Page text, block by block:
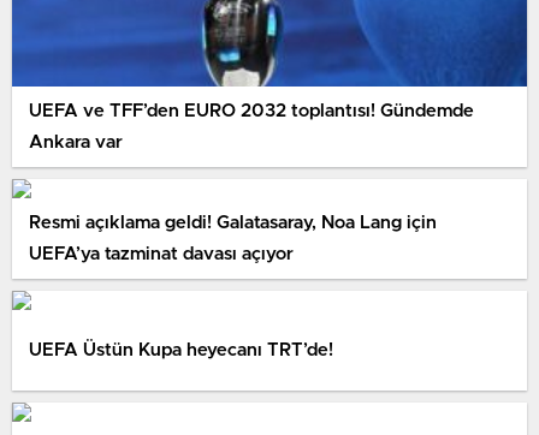
UEFA ve TFF’den EURO 2032 toplantısı! Gündemde
Ankara var
Resmi açıklama geldi! Galatasaray, Noa Lang için
UEFA’ya tazminat davası açıyor
UEFA Üstün Kupa heyecanı TRT’de!